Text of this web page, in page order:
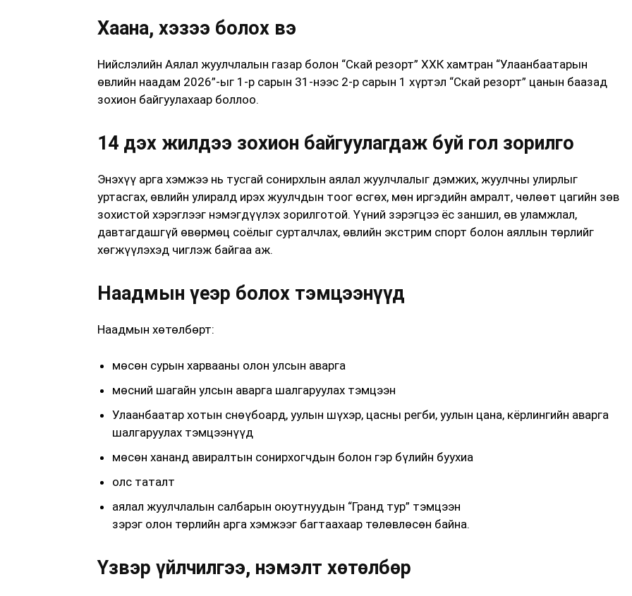
Хаана, хэзээ болох вэ
Нийслэлийн Аялал жуулчлалын газар болон “Скай резорт” ХХК хамтран “Улаанбаатарын
өвлийн наадам 2026”-ыг 1-р сарын 31-нээс 2-р сарын 1 хүртэл “Скай резорт” цанын баазад
зохион байгуулахаар боллоо.
14 дэх жилдээ зохион байгуулагдаж буй гол зорилго
Энэхүү арга хэмжээ нь тусгай сонирхлын аялал жуулчлалыг дэмжих, жуулчны улирлыг
уртасгах, өвлийн улиралд ирэх жуулчдын тоог өсгөх, мөн иргэдийн амралт, чөлөөт цагийн зөв
зохистой хэрэглээг нэмэгдүүлэх зорилготой. Үүний зэрэгцээ ёс заншил, өв уламжлал,
давтагдашгүй өвөрмөц соёлыг сурталчлах, өвлийн экстрим спорт болон аяллын төрлийг
хөгжүүлэхэд чиглэж байгаа аж.
Наадмын үеэр болох тэмцээнүүд
Наадмын хөтөлбөрт:
мөсөн сурын харвааны олон улсын аварга
мөсний шагайн улсын аварга шалгаруулах тэмцээн
Улаанбаатар хотын снөүбоард, уулын шүхэр, цасны регби, уулын цана, кёрлингийн аварга
шалгаруулах тэмцээнүүд
мөсөн хананд авиралтын сонирхогчдын болон гэр бүлийн буухиа
олс таталт
аялал жуулчлалын салбарын оюутнуудын “Гранд тур” тэмцээн
зэрэг олон төрлийн арга хэмжээг багтаахаар төлөвлөсөн байна.
Үзвэр үйлчилгээ, нэмэлт хөтөлбөр